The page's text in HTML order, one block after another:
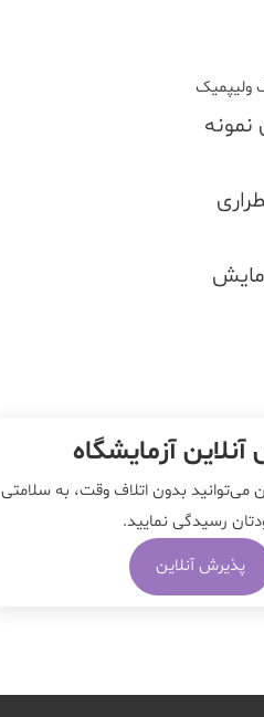
وليپميک
آزمایشگاه
می‌توانید بدون اتلاف وقت، به سلامتی
رسیدگی نمایید.
پذیرش آنلاین